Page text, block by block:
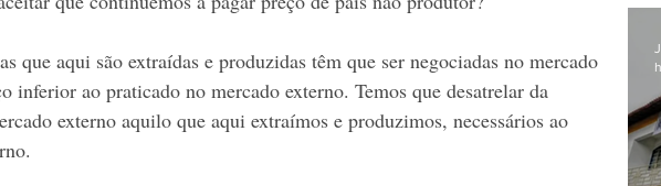
que aqui são extraídas e produzidas têm que ser negociadas no mercado
inferior ao praticado no mercado externo. Temos que desatrelar da
externo aquilo que aqui extraímos e produzimos, necessários ao